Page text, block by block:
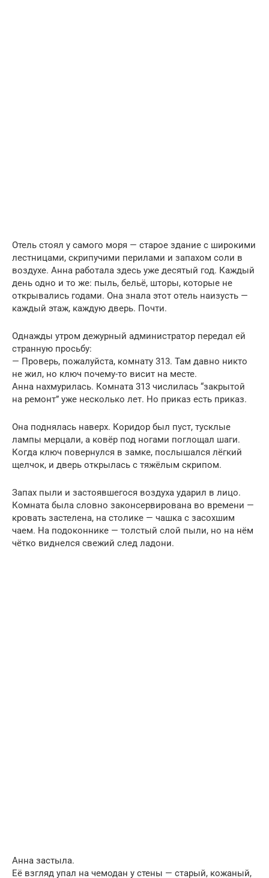
Отель стоял у самого моря — старое здание с широкими
лестницами, скрипучими перилами и запахом соли в
воздухе. Анна работала здесь уже десятый год. Каждый
день одно и то же: пыль, бельё, шторы, которые не
открывались годами. Она знала этот отель наизусть —
каждый этаж, каждую дверь. Почти.
Однажды утром дежурный администратор передал ей
странную просьбу:
— Проверь, пожалуйста, комнату 313. Там давно никто
не жил, но ключ почему-то висит на месте.
Анна нахмурилась. Комната 313 числилась “закрытой
на ремонт” уже несколько лет. Но приказ есть приказ.
Она поднялась наверх. Коридор был пуст, тусклые
лампы мерцали, а ковёр под ногами поглощал шаги.
Когда ключ повернулся в замке, послышался лёгкий
щелчок, и дверь открылась с тяжёлым скрипом.
Запах пыли и застоявшегося воздуха ударил в лицо.
Комната была словно законсервирована во времени —
кровать застелена, на столике — чашка с засохшим
чаем. На подоконнике — толстый слой пыли, но на нём
чётко виднелся свежий след ладони.
Анна застыла.
Её взгляд упал на чемодан у стены — старый, кожаный,